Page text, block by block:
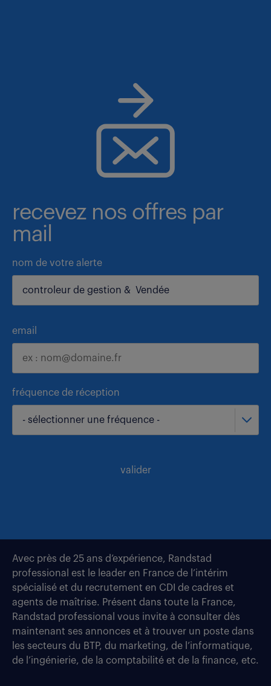
recevez nos offres par
mail
nom de votre alerte
email
fréquence de réception
- sélectionner une fréquence -
valider
Avec près de 25 ans d’expérience, Randstad
professional est le leader en France de l’intérim
spécialisé et du recrutement en CDI de cadres et
agents de maîtrise. Présent dans toute la France,
Randstad professional vous invite à consulter dès
maintenant ses annonces et à trouver un poste dans
les secteurs du BTP, du marketing, de l’informatique,
de l’ingénierie, de la comptabilité et de la finance, etc.